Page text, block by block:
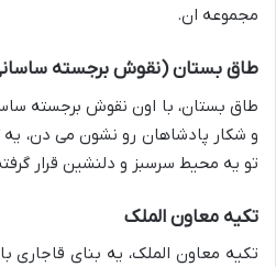
مجموعه ان.
طاق بستان (نقوش برجسته
طاق بستان، با اون نقوش برجسته
و شکار پادشاهان رو نشون می دن، یه
تو یه محیط سرسبز و دلنشین قرار
تکیه معاون الملک
تکیه معاون الملک، یه بنای قاجاری